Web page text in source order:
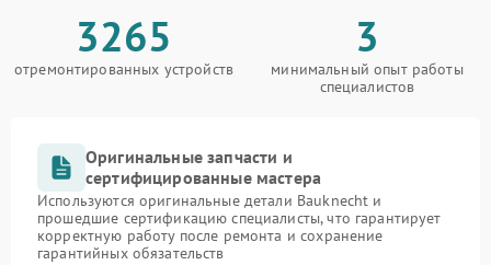
3265
отремонтированных устройств
3
минимальный опыт работы
специалистов
Оригинальные запчасти и
сертифицированные мастера
Используются оригинальные детали Bauknecht и
прошедшие сертификацию специалисты, что гарантирует
корректную работу после ремонта и сохранение
гарантийных обязательств